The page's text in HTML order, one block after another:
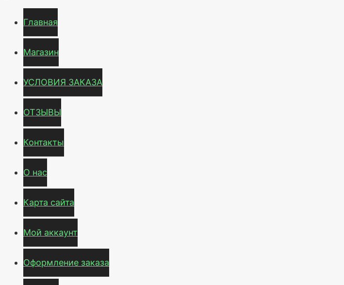
Главная
Магазин
УСЛОВИЯ ЗАКАЗА
ОТЗЫВЫ
Контакты
О нас
Карта сайта
Мой аккаунт
Оформление заказа